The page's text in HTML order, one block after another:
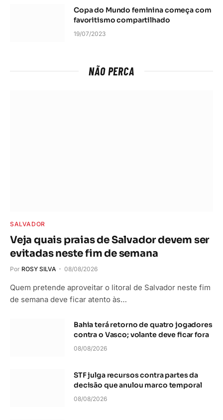
Copa do Mundo feminina começa com
favoritismo compartilhado
19/07/2023
NÃO PERCA
SALVADOR
Veja quais praias de Salvador devem ser
evitadas neste fim de semana
Por ROSY SILVA 08/08/2026
Quem pretende aproveitar o litoral de Salvador neste fim
de semana deve ficar atento às…
Bahia terá retorno de quatro jogadores
contra o Vasco; volante deve ficar fora
08/08/2026
STF julga recursos contra partes da
decisão que anulou marco temporal
08/08/2026